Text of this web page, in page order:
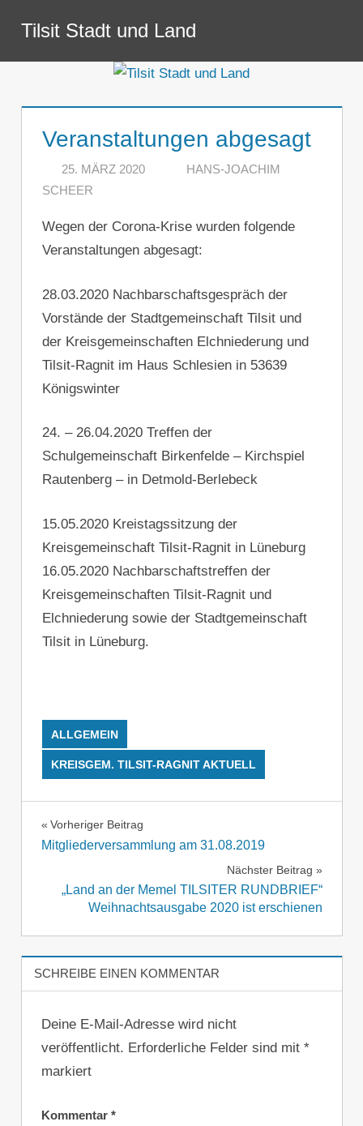
Inhalt
springen
Tilsit Stadt und Land
Veranstaltungen abgesagt
25. MÄRZ 2020
HANS-JOACHIM
SCHEER
Wegen der Corona-Krise wurden folgende
Veranstaltungen abgesagt:
28.03.2020 Nachbarschaftsgespräch der
Vorstände der Stadtgemeinschaft Tilsit und
der Kreisgemeinschaften Elchniederung und
Tilsit-Ragnit im Haus Schlesien in 53639
Königswinter
24. – 26.04.2020 Treffen der
Schulgemeinschaft Birkenfelde – Kirchspiel
Rautenberg – in Detmold-Berlebeck
15.05.2020 Kreistagssitzung der
Kreisgemeinschaft Tilsit-Ragnit in Lüneburg
16.05.2020 Nachbarschaftstreffen der
Kreisgemeinschaften Tilsit-Ragnit und
Elchniederung sowie der Stadtgemeinschaft
Tilsit in Lüneburg.
ALLGEMEIN
KREISGEM. TILSIT-RAGNIT AKTUELL
Beitragsnavigation
Vorheriger Beitrag
Mitgliederversammlung am 31.08.2019
Nächster Beitrag
„Land an der Memel TILSITER RUNDBRIEF“
Weihnachtsausgabe 2020 ist erschienen
SCHREIBE EINEN KOMMENTAR
Deine E-Mail-Adresse wird nicht
veröffentlicht. Erforderliche Felder sind mit *
markiert
Kommentar *